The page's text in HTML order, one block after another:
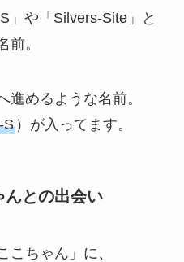
」や「Silvers-Site」と
前。
進めるような名前。
S）が入ってます。
んとの出会い
こちゃん」に、